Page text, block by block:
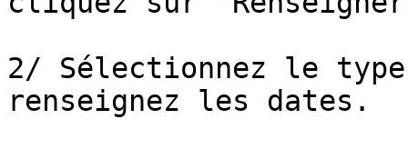
2/ Sélectionnez le type
renseignez les dates.